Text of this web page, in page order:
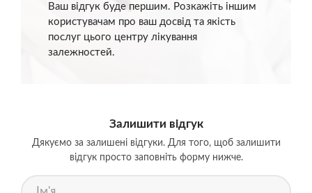
Ваш відгук буде першим. Розкажіть іншим
користувачам про ваш досвід та якість
послуг цього центру лікування
залежностей.
Залишити відгук
Дякуємо за залишені відгуки. Для того, щоб залишити
відгук просто заповніть форму нижче.